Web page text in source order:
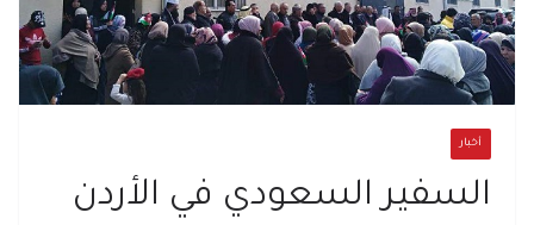
أخبار
السفير السعودي في الأردن